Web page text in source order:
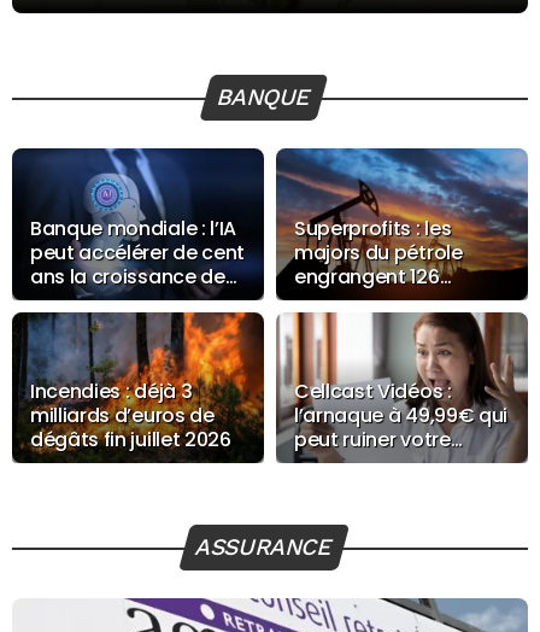
BANQUE
Banque mondiale : l’IA
peut accélérer de cent
ans la croissance des
pays pauvres
Superprofits : les
majors du pétrole
engrangent 126
milliards de dollars au
premier semestre
2026
Incendies : déjà 3
milliards d’euros de
dégâts fin juillet 2026
Cellcast Vidéos :
l’arnaque à 49,99€ qui
peut ruiner votre
budget
ASSURANCE